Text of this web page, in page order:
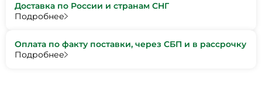
Доставка по России и странам СНГ
Подробнее
Оплата по факту поставки, через СБП и в рассрочку
Подробнее